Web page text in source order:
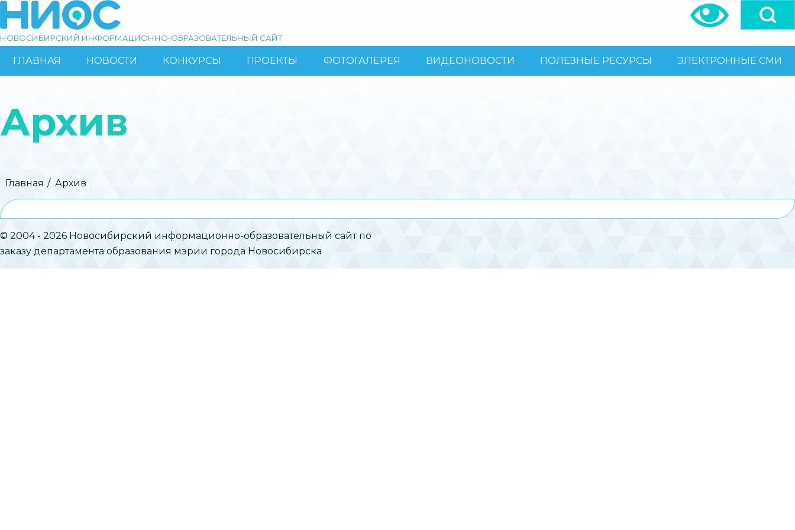
основному
Поиск
НОВОСИБИРСКИЙ ИНФОРМАЦИОННО-ОБРАЗОВАТЕЛЬНЫЙ САЙТ
ОСНОВНАЯ
ГЛАВНАЯ НОВОСТИ КОНКУРСЫ ПРОЕКТЫ ФОТОГАЛЕРЕЯ ВИДЕОНОВОСТИ ПОЛЕЗНЫЕ РЕСУРСЫ ЭЛЕКТРОННЫЕ СМИ
Архив
Строка
навигации
Главная Архив
© 2004 - 2026 Новосибирский информационно-образовательный сайт по
заказу департамента образования мэрии города Новосибирска